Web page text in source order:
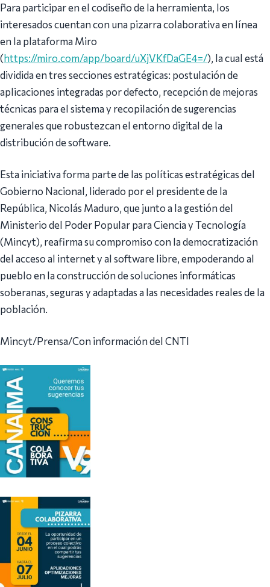
Para participar en el codiseño de la herramienta, los
interesados cuentan con una pizarra colaborativa en línea
en la plataforma Miro
(https://miro.com/app/board/uXjVKfDaGE4=/), la cual está
dividida en tres secciones estratégicas: postulación de
aplicaciones integradas por defecto, recepción de mejoras
técnicas para el sistema y recopilación de sugerencias
generales que robustezcan el entorno digital de la
distribución de software.
Esta iniciativa forma parte de las políticas estratégicas del
Gobierno Nacional, liderado por el presidente de la
República, Nicolás Maduro, que junto a la gestión del
Ministerio del Poder Popular para Ciencia y Tecnología
(Mincyt), reafirma su compromiso con la democratización
del acceso al internet y al software libre, empoderando al
pueblo en la construcción de soluciones informáticas
soberanas, seguras y adaptadas a las necesidades reales de la
población.
Mincyt/Prensa/Con información del CNTI